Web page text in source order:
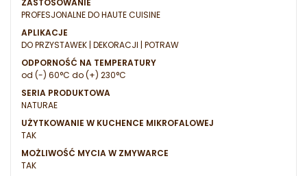
PROFESJONALNE DO HAUTE CUISINE
APLIKACJE
DO PRZYSTAWEK | DEKORACJI | POTRAW
ODPORNOŚĆ NA TEMPERATURY
od (-) 60°C do (+) 230°C
SERIA PRODUKTOWA
NATURAE
UŻYTKOWANIE W KUCHENCE MIKROFALOWEJ
TAK
MOŻLIWOŚĆ MYCIA W ZMYWARCE
TAK